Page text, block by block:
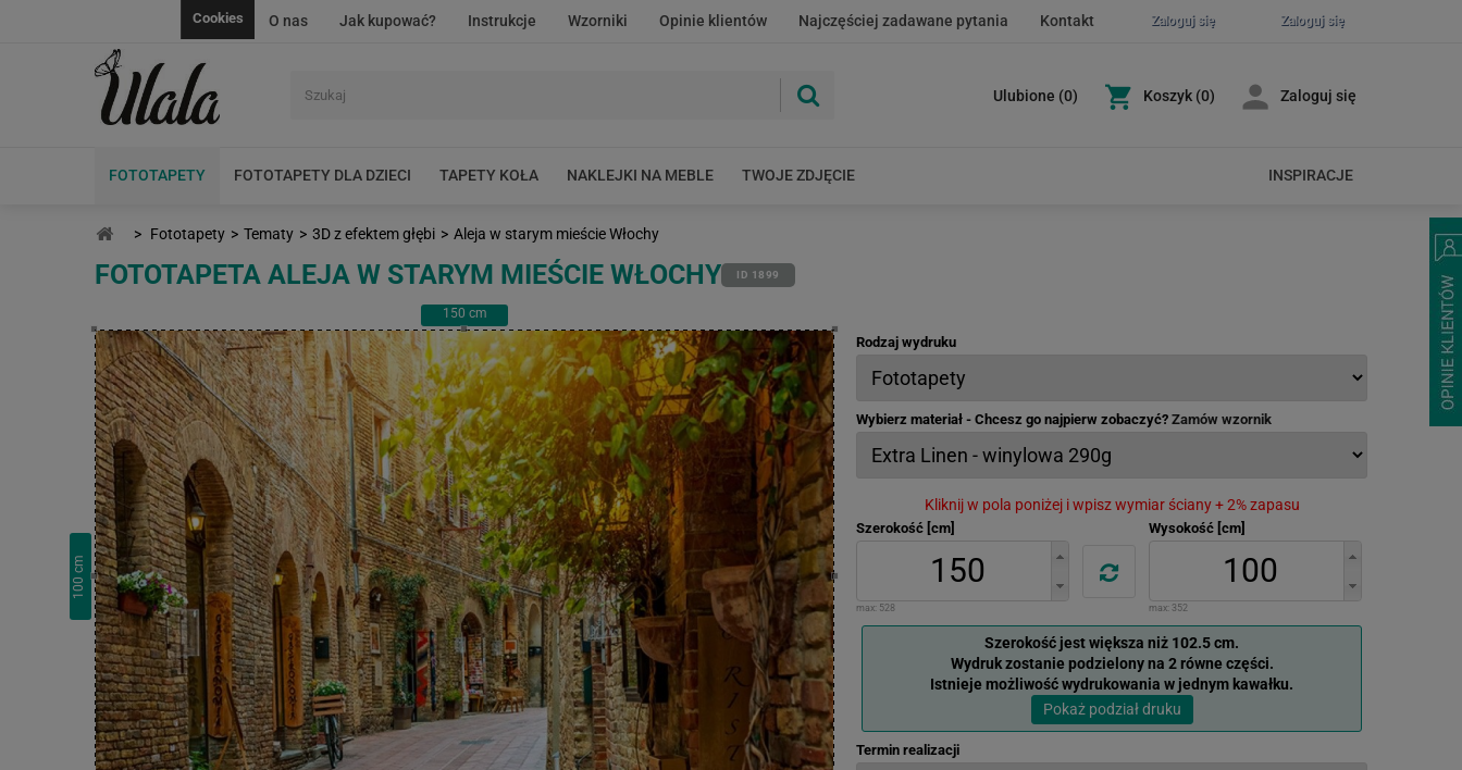
Zaloguj się
Zaloguj się
O nas Jak kupować? Instrukcje Wzorniki Opinie klientów Najczęściej zadawane pytania Kontakt
Cookies
Ulubione (0) Koszyk (0) Zaloguj się
FOTOTAPETY FOTOTAPETY DLA DZIECI TAPETY KOŁA NAKLEJKI NA MEBLE TWOJE ZDJĘCIE INSPIRACJE
> Fototapety > Tematy > 3D z efektem głębi > Aleja w starym mieście Włochy
FOTOTAPETA ALEJA W STARYM MIEŚCIE WŁOCHY ID 1899
150 cm
100
cm
Rodzaj wydruku
Wybierz materiał - Chcesz go najpierw zobaczyć? Zamów wzornik
Kliknij w pola poniżej i wpisz wymiar ściany + 2% zapasu
Szerokość [cm]
max: 528
Wysokość [cm]
max: 352
Szerokość jest większa niż 102.5 cm.
Wydruk zostanie podzielony na 2 równe części.
Istnieje możliwość wydrukowania w jednym kawałku.
Pokaż podział druku
Termin realizacji